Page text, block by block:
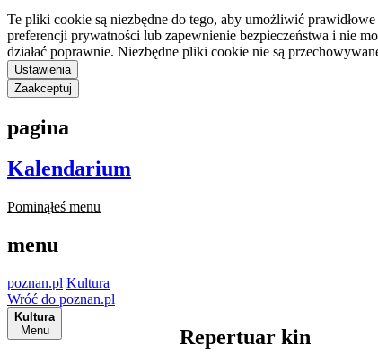
Te pliki cookie są niezbędne do tego, aby umożliwić
preferencji prywatności lub zapewnienie bezpieczeństwa i nie
działać poprawnie. Niezbędne pliki cookie nie są
Ustawienia
Zaakceptuj
pagina
Kalendarium
Pominąłeś menu
menu
poznan.pl Kultura
Wróć do poznan.pl
Kultura
Menu
Repertuar kin